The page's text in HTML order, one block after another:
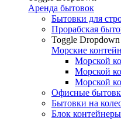
Аренда бытовок
Бытовки для
Прорабская
Toggle Dropdown
Морские
Морской
Морской
Морской
Офисные
Бытовки на
Блок контейнеры